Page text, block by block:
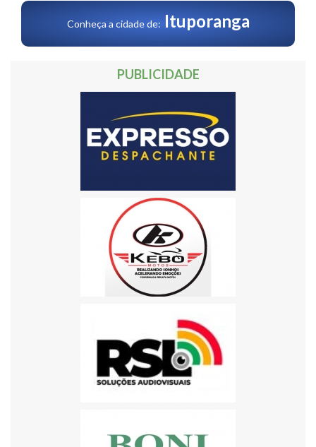
Conheça a cidade de: Ituporanga
PUBLICIDADE